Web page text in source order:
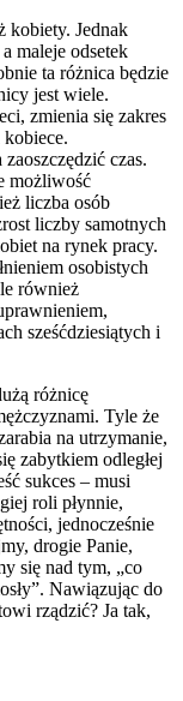
kobiety. Jednak
maleje odsetek
ta różnica będzie
jest wiele.
zmienia się zakres
czas.
możliwość
liczba osób
liczby samotnych
na rynek pracy.
osobistych
również
sześćdziesiątych i
różnicę
Tyle że
na utrzymanie,
zabytkiem odległej
sukces – musi
roli płynnie,
jednocześnie
drogie Panie,
się nad tym, „co
Nawiązując do
rządzić? Ja tak,